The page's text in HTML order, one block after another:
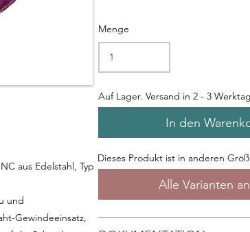
aus Edelstahl, Typ
und
Gewindeeinsatz,
Menge
Auf Lager. Versand in 2 - 3
In den
Dieses Produkt ist in anderen
Alle Varianten